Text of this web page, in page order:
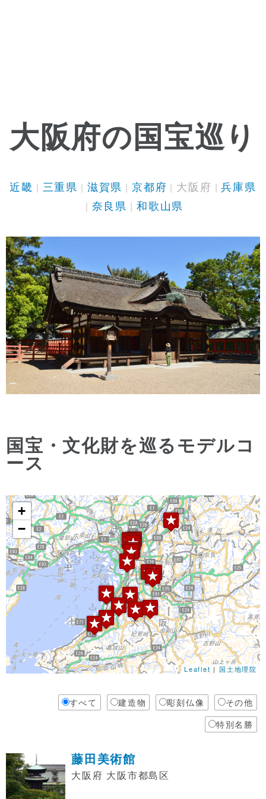
大阪府の国宝巡り
近畿 三重県 滋賀県 京都府 大阪府
兵庫県
奈良県
和歌山県
国宝・文化財を巡るモデルコ
ース
+
−
Leaflet | 国土地理院
すべて 建造物 彫刻仏像 その他
特別名勝
藤田美術館
大阪府 大阪市都島区